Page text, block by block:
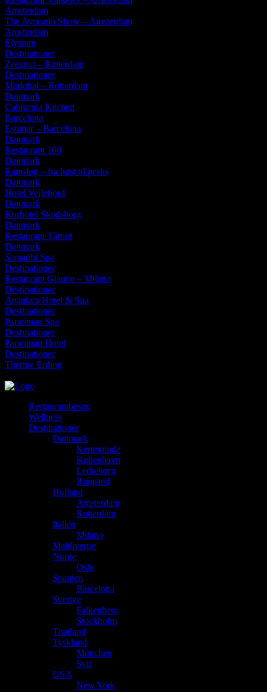
Amsterdam
The Avocado Show – Amsterdam
Amsterdam
Elysium
Destinationer
Zeezout – Rotterdam
Destinationer
Markthal – Rotterdam
Danmark
California Kitchen
Barcelona
Estimar – Barcelona
Danmark
Restaurant 108
Danmark
Ramsløg – fra høst til pesto
Danmark
Hotel Vejlefjord
Danmark
Kurhotel Skodsborg
Danmark
Restaurant Tårnet
Danmark
Samadhi Spa
Destinationer
Restaurant Glauco – Milano
Destinationer
Anantara Hotel & Spa
Destinationer
Panviman Spa
Destinationer
Panviman Hotel
Destinationer
Therme Erding
Restaurantbesøg
Wellness
Destinationer
Danmark
Kerteminde
København
Ledreborg
Ringsted
Holland
Amsterdam
Rotterdam
Italien
Milano
Maldiverne
Norge
Oslo
Spanien
Barcelona
Sverige
Falkenberg
Stockholm
Thailand
Tyskland
München
Sylt
USA
New York